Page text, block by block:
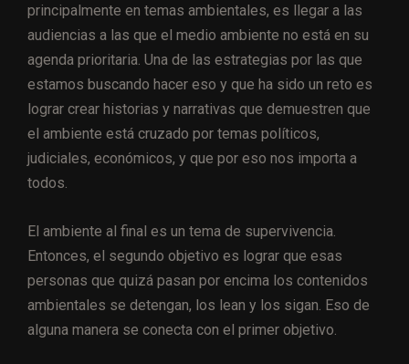
principalmente en temas ambientales, es llegar a las
audiencias a las que el medio ambiente no está en su
agenda prioritaria. Una de las estrategias por las que
estamos buscando hacer eso y que ha sido un reto es
lograr crear historias y narrativas que demuestren que
el ambiente está cruzado por temas políticos,
judiciales, económicos, y que por eso nos importa a
todos.
El ambiente al final es un tema de supervivencia.
Entonces, el segundo objetivo es lograr que esas
personas que quizá pasan por encima los contenidos
ambientales se detengan, los lean y los sigan. Eso de
alguna manera se conecta con el primer objetivo.